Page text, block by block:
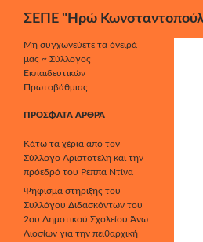
Μετάβαση
περιεχόμενο
ΣΕΠΕ "Ηρώ
Μη συγχωνεύετε τα όνειρά
μας ~ Σύλλογος
Εκπαιδευτικών
Πρωτοβάθμιας
ΠΡΌΣΦΑΤΑ ΆΡΘΡΑ
Κάτω τα χέρια από τον
Σύλλογο Αριστοτέλη και την
πρόεδρό του Ρέππα Ντίνα
Ψήφισμα στήριξης του
Συλλόγου Διδασκόντων του
2ου Δημοτικού Σχολείου Άνω
Λιοσίων για την πειθαρχική